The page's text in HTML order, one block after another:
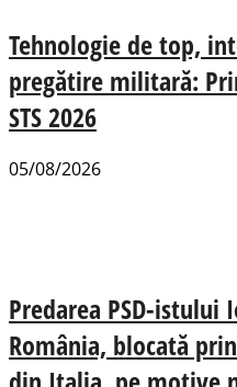
Tehnologie de top,
pregătire militară:
STS 2026
05/08/2026
Predarea PSD-istului
România, blocată